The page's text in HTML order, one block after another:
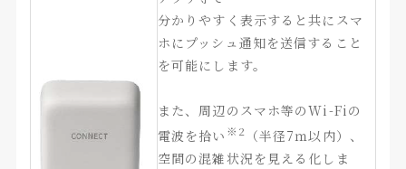
分かりやすく表示すると共にスマ
ホにプッシュ通知を送信すること
を可能にします。
また、周辺のスマホ等のWi-Fiの
電波を拾い ※2
（半径7ｍ以内）、
空間の混雑状況を見える化しま